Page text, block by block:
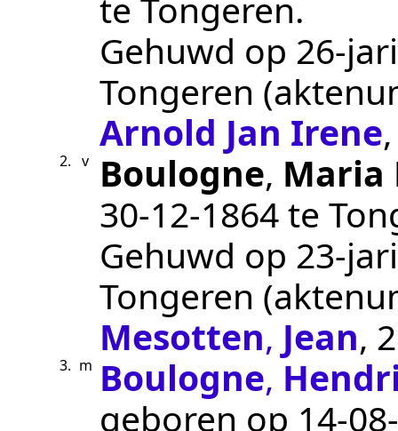
Gehuwd op 26-
Tongeren
Arnold Jan Irene
2. v Boulogne, Maria
30‑12‑1864te
Gehuwd op 23-
Tongeren
Mesotten, Jean,
3. m Boulogne,
geboren op